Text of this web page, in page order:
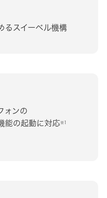
るスイーベル機構
ォンの
能の起動に対応※1